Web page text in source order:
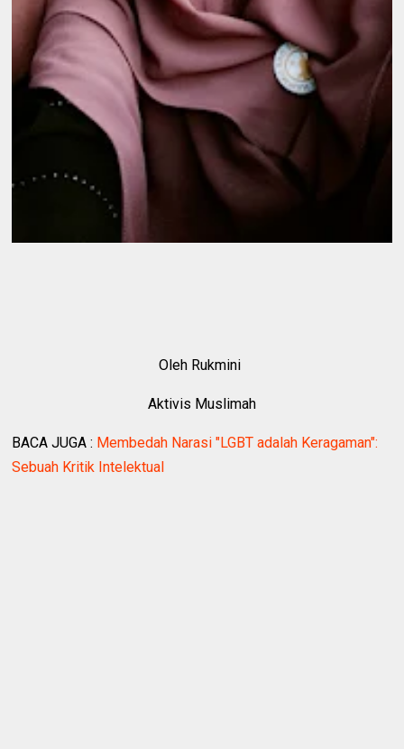
Oleh Rukmini
Aktivis Muslimah
BACA JUGA : Membedah Narasi "LGBT adalah Keragaman":
Sebuah Kritik Intelektual